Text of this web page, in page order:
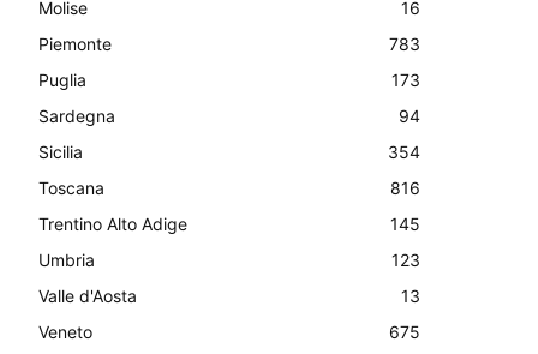
Molise
16
Piemonte
783
Puglia
173
Sardegna
94
Sicilia
354
Toscana
816
Trentino Alto Adige
145
Umbria
123
Valle d'Aosta
13
Veneto
675